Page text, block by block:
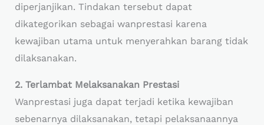
diperjanjikan. Tindakan tersebut dapat
dikategorikan sebagai wanprestasi karena
kewajiban utama untuk menyerahkan barang tidak
dilaksanakan.
2. Terlambat Melaksanakan Prestasi
Wanprestasi juga dapat terjadi ketika kewajiban
sebenarnya dilaksanakan, tetapi pelaksanaannya